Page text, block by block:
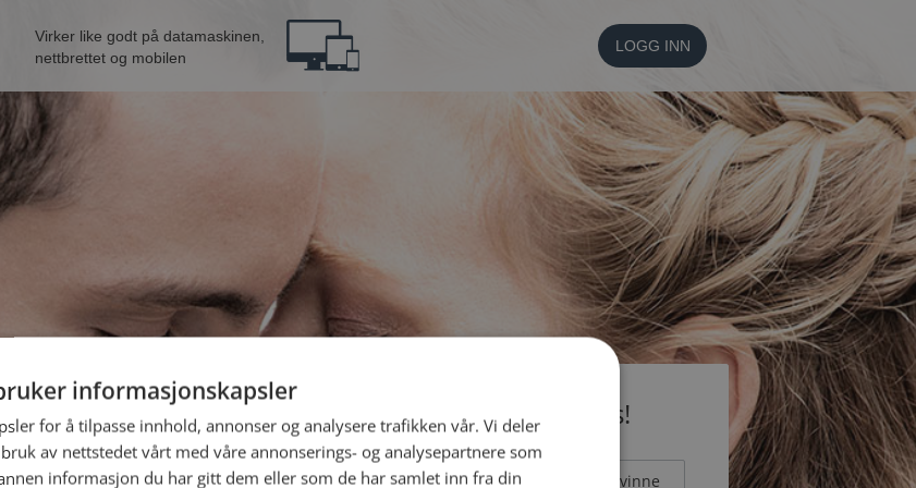
Virker like godt på datamaskinen,
nettbrettet og mobilen
LOGG INN
Bli medlem gratis!
Jeg er en: Mann Kvinne
informasjonskapsler
for å tilpasse innhold, annonser og analysere trafikken vår. Vi deler
av nettstedet vårt med våre annonserings- og analysepartnere som
informasjon du har gitt dem eller som de har samlet inn fra din